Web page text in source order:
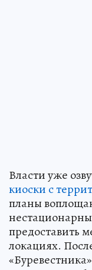
Власти уже
киоски с
планы
предоставить
локациях.